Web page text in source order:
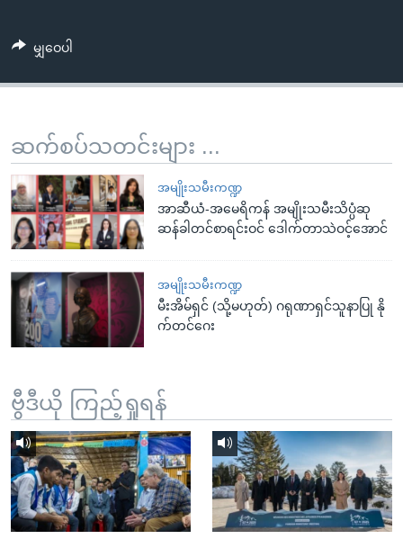
ရန်
မျှဝေပါ
ဆက်စပ်သတင်းများ ...
အမျိုးသမီးကဏ္ဍ
အာဆီယံ-အမေရိကန် အမျိုးသမီးသိပ္ပံဆု
ဆန်ခါတင်စာရင်းဝင် ဒေါက်တာသဲဝင့်အောင်
အမျိုးသမီးကဏ္ဍ
မီးအိမ်ရှင် (သို့မဟုတ်) ဂရုဏာရှင်သူနာပြု နို
က်တင်ဂေး
ဗွီဒီယို ကြည့်ရှုရန်